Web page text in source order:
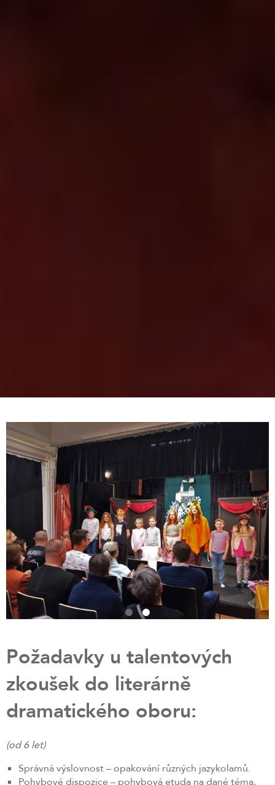
Požadavky u talentových
zkoušek do literárně
dramatického oboru:
(od 6 let)
Správná výslovnost – opakování různých jazykolamů.
Pohybové dispozice – pohybová etuda na dané téma,